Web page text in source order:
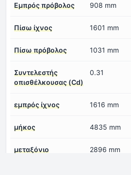
Εμπρός πρόβολος 908 mm
Πίσω ίχνος 1601 mm
Πίσω πρόβολος 1031 mm
Συντελεστής
οπισθέλκουσας (Cd)
0.31
εμπρός ίχνος 1616 mm
μήκος 4835 mm
μεταξόνιο 2896 mm